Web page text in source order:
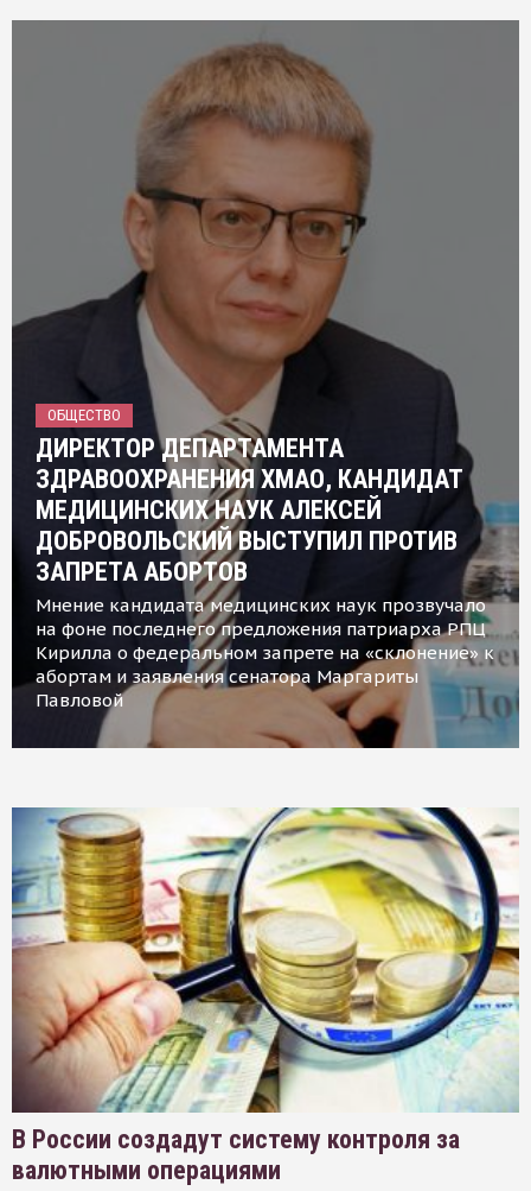
ОБЩЕСТВО
ДИРЕКТОР ДЕПАРТАМЕНТА
ЗДРАВООХРАНЕНИЯ ХМАО, КАНДИДАТ
МЕДИЦИНСКИХ НАУК АЛЕКСЕЙ
ДОБРОВОЛЬСКИЙ ВЫСТУПИЛ ПРОТИВ
ЗАПРЕТА АБОРТОВ
Мнение кандидата медицинских наук прозвучало
на фоне последнего предложения патриарха РПЦ
Кирилла о федеральном запрете на «склонение» к
абортам и заявления сенатора Маргариты
Павловой
В России создадут систему контроля за
валютными операциями